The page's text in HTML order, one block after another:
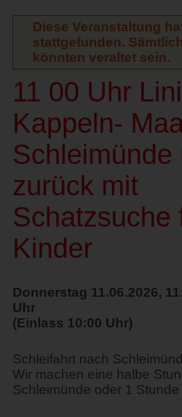
Diese Veranstaltung
stattgefunden.
könnten veraltet sein.
11 00 Uhr
Kappeln-
Schleimünde
zurück mit
Schatzsuche
Kinder
Donnerstag 11.06.2026,
Uhr
(Einlass 10:00 Uhr)
Schleifahrt nach
Wir machen eine halbe
Schleimünde oder 1